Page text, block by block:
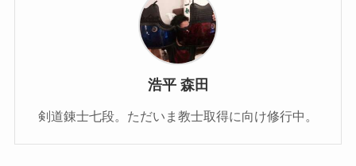
浩平 森田
剣道錬士七段。ただいま教士取得に向け修行中。